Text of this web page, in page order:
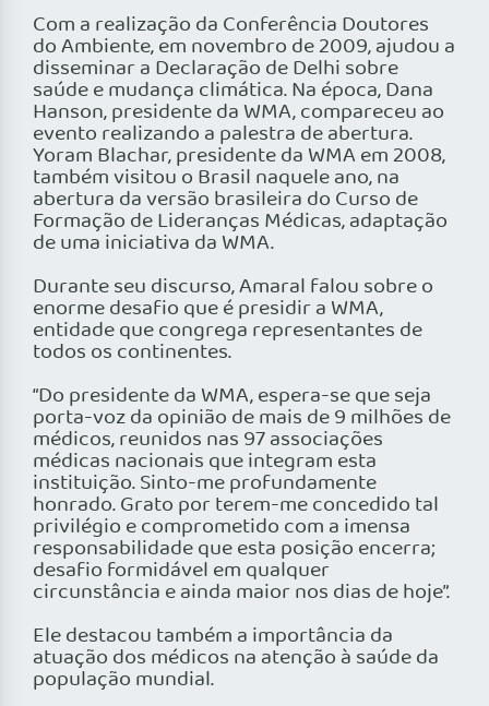
Com a realização da Conferência Doutores
do Ambiente, em novembro de 2009, ajudou a
disseminar a Declaração de Delhi sobre
saúde e mudança climática. Na época, Dana
Hanson, presidente da WMA, compareceu ao
evento realizando a palestra de abertura.
Yoram Blachar, presidente da WMA em 2008,
também visitou o Brasil naquele ano, na
abertura da versão brasileira do Curso de
Formação de Lideranças Médicas, adaptação
de uma iniciativa da WMA.
Durante seu discurso, Amaral falou sobre o
enorme desafio que é presidir a WMA,
entidade que congrega representantes de
todos os continentes.
“Do presidente da WMA, espera-se que seja
porta-voz da opinião de mais de 9 milhões de
médicos, reunidos nas 97 associações
médicas nacionais que integram esta
instituição. Sinto-me profundamente
honrado. Grato por terem-me concedido tal
privilégio e comprometido com a imensa
responsabilidade que esta posição encerra;
desafio formidável em qualquer
circunstância e ainda maior nos dias de hoje”.
Ele destacou também a importância da
atuação dos médicos na atenção à saúde da
população mundial.